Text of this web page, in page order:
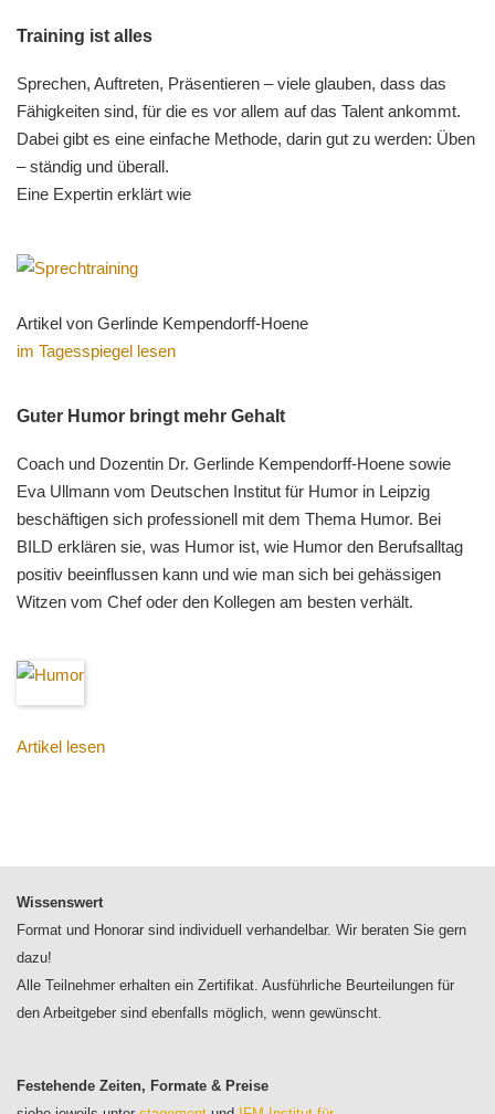
Training ist alles
Sprechen, Auftreten, Präsentieren – viele glauben, dass das
Fähigkeiten sind, für die es vor allem auf das Talent ankommt.
Dabei gibt es eine einfache Methode, darin gut zu werden: Üben
– ständig und überall.
Eine Expertin erklärt wie
Artikel von Gerlinde Kempendorff-Hoene
im Tagesspiegel lesen
Guter Humor bringt mehr Gehalt
Coach und Dozentin Dr. Gerlinde Kempendorff-Hoene sowie
Eva Ullmann vom Deutschen Institut für Humor in Leipzig
beschäftigen sich professionell mit dem Thema Humor. Bei
BILD erklären sie, was Humor ist, wie Humor den Berufsalltag
positiv beeinflussen kann und wie man sich bei gehässigen
Witzen vom Chef oder den Kollegen am besten verhält.
Artikel lesen
Wissenswert
Format und Honorar sind individuell verhandelbar. Wir beraten Sie gern
dazu!
Alle Teilnehmer erhalten ein Zertifikat. Ausführliche Beurteilungen für
den Arbeitgeber sind ebenfalls möglich, wenn gewünscht.
Festehende Zeiten, Formate & Preise